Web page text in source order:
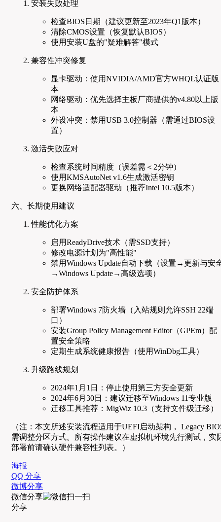
安装失败处理
检查BIOS日期（建议更新至2023年Q1版本）
清除CMOS设置（恢复默认BIOS）
使用安装U盘的"疑难解答"模式
兼容性冲突修复
显卡驱动：使用NVIDIA/AMD官方WHQL认证版
本
网络驱动：优先选择主板厂商提供的v4.80以上版
本
外设冲突：禁用USB 3.0控制器（需通过BIOS设
置）
激活失败应对
检查系统时间精度（误差需＜2分钟）
使用KMSAutoNet v1.6生成激活密钥
更换网络适配器驱动（推荐Intel 10.5版本）
六、长期使用建议
性能优化方案
启用ReadyDrive技术（需SSD支持）
修改电源计划为"高性能"
禁用Windows Update自动下载（设置→更新与安
→Windows Update→高级选项）
安全防护体系
部署Windows 7防火墙（入站规则允许SSH 22端
口）
安装Group Policy Management Editor（GPEm）配
置安全策略
定期生成系统健康报告（使用WinDbg工具）
升级路线规划
2024年1月1日：停止使用第三方安全更新
2024年6月30日：建议迁移至Windows 11专业版
迁移工具推荐：MigWiz 10.3（支持文件级迁移）
（注：本文所述安装流程适用于UEFI启动架构， Legacy
需调整分区方式。所有操作建议在虚拟机环境先行测试，实
部署前请确认硬件兼容性列表。）
海报
QQ 分享
微博分享
微信分享
分享